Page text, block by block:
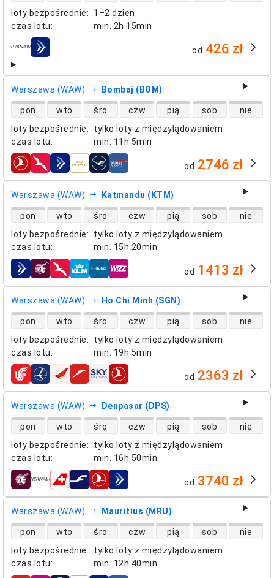
loty bezpośrednie:
1–2 dzien.
czas lotu: min. 2h 15min
linie lotnicze od 426 zł
Warszawa (WAW) Bombaj (BOM)
loty bezpośrednie:
tylko loty z międzylądowaniem
czas lotu: min. 11h 5min
dostępność lotów bezpośrednich
pon wto śro czw pią sob nie
linie lotnicze od 2746 zł
Warszawa (WAW) Katmandu (KTM)
loty bezpośrednie:
tylko loty z międzylądowaniem
czas lotu: min. 15h 20min
dostępność lotów bezpośrednich
pon wto śro czw pią sob nie
linie lotnicze od 1413 zł
Warszawa (WAW) Ho Chi Minh (SGN)
loty bezpośrednie:
tylko loty z międzylądowaniem
czas lotu: min. 19h 5min
dostępność lotów bezpośrednich
pon wto śro czw pią sob nie
linie lotnicze od 2363 zł
Warszawa (WAW) Denpasar (DPS)
loty bezpośrednie:
tylko loty z międzylądowaniem
czas lotu: min. 16h 50min
dostępność lotów bezpośrednich
pon wto śro czw pią sob nie
linie lotnicze od 3740 zł
Warszawa (WAW) Mauritius (MRU)
loty bezpośrednie:
tylko loty z międzylądowaniem
czas lotu: min. 12h 40min
dostępność lotów bezpośrednich
pon wto śro czw pią sob nie